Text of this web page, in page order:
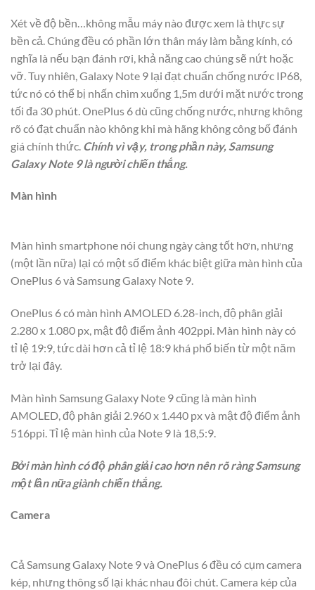
Xét về độ bền…không mẫu máy nào được xem là thực sự
bền cả. Chúng đều có phần lớn thân máy làm bằng kính, có
nghĩa là nếu bạn đánh rơi, khả năng cao chúng sẽ nứt hoặc
vỡ. Tuy nhiên, Galaxy Note 9 lại đạt chuẩn chống nước IP68,
tức nó có thể bị nhấn chìm xuống 1,5m dưới mặt nước trong
tối đa 30 phút. OnePlus 6 dù cũng chống nước, nhưng không
rõ có đạt chuẩn nào không khi mà hãng không công bố đánh
giá chính thức. Chính vì vậy, trong phần này, Samsung
Galaxy Note 9 là người chiến thắng.
Màn hình
Màn hình smartphone nói chung ngày càng tốt hơn, nhưng
(một lần nữa) lại có một số điểm khác biệt giữa màn hình của
OnePlus 6 và Samsung Galaxy Note 9.
OnePlus 6 có màn hình AMOLED 6.28-inch, độ phân giải
2.280 x 1.080 px, mật độ điểm ảnh 402ppi. Màn hình này có
tỉ lệ 19:9, tức dài hơn cả tỉ lệ 18:9 khá phổ biến từ một năm
trở lại đây.
Màn hình Samsung Galaxy Note 9 cũng là màn hình
AMOLED, độ phân giải 2.960 x 1.440 px và mật độ điểm ảnh
516ppi. Tỉ lệ màn hình của Note 9 là 18,5:9.
Bởi màn hình có độ phân giải cao hơn nên rõ ràng Samsung
một lần nữa giành chiến thắng.
Camera
Cả Samsung Galaxy Note 9 và OnePlus 6 đều có cụm camera
kép, nhưng thông số lại khác nhau đôi chút. Camera kép của